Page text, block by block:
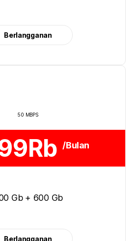
Berlangganan
50 MBPS
/Bulan
Gb + 600 Gb
Berlangganan